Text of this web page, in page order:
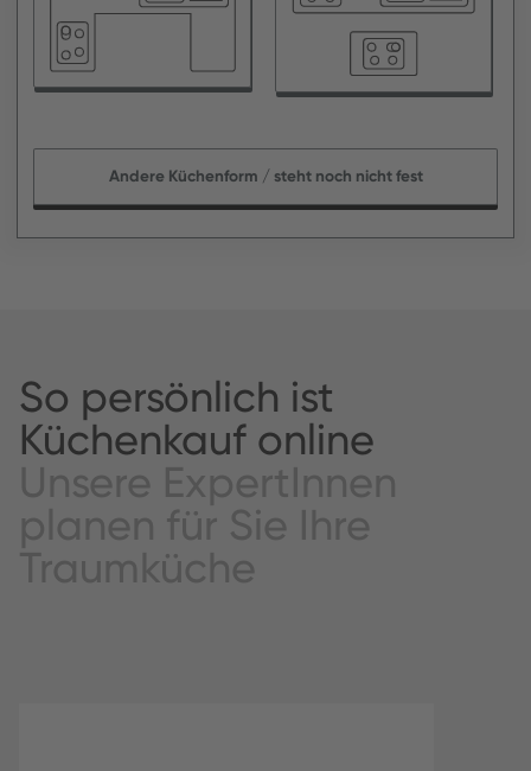
Andere Küchenform / steht noch nicht fest
So persönlich ist
Küchenkauf online
Unsere ExpertInnen
planen für Sie Ihre
Traumküche